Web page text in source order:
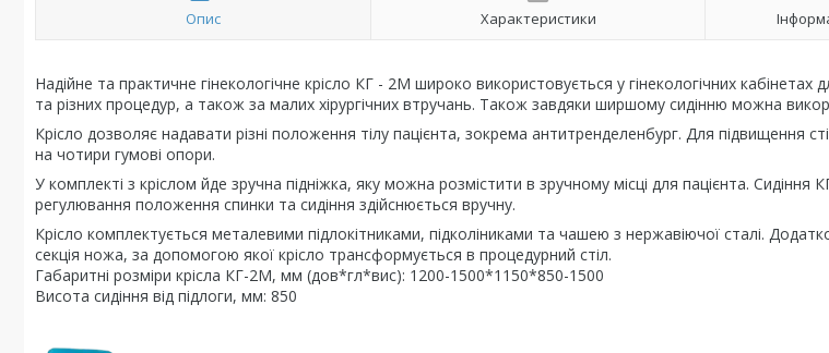
Опис Характеристики
Надійне та практичне гінекологічне крісло КГ - 2М широко використовується у гінекологічних
та різних процедур, а також за малих хірургічних втручань. Також завдяки ширшому сидінню можна
Крісло дозволяє надавати різні положення тілу пацієнта, зокрема антитренделенбург. Для підвищення
на чотири гумові опори.
У комплекті з кріслом йде зручна підніжка, яку можна розмістити в зручному місці для пацієнта. Сидіння
регулювання положення спинки та сидіння здійснюється вручну.
Крісло комплектується металевими підлокітниками, підколіниками та чашею з нержавіючої сталі.
секція ножа, за допомогою якої крісло трансформується в процедурний стіл.
Габаритні розміри крісла КГ-2М, мм (дов*гл*вис): 1200-1500*1150*850-1500
Висота сидіння від підлоги, мм: 850